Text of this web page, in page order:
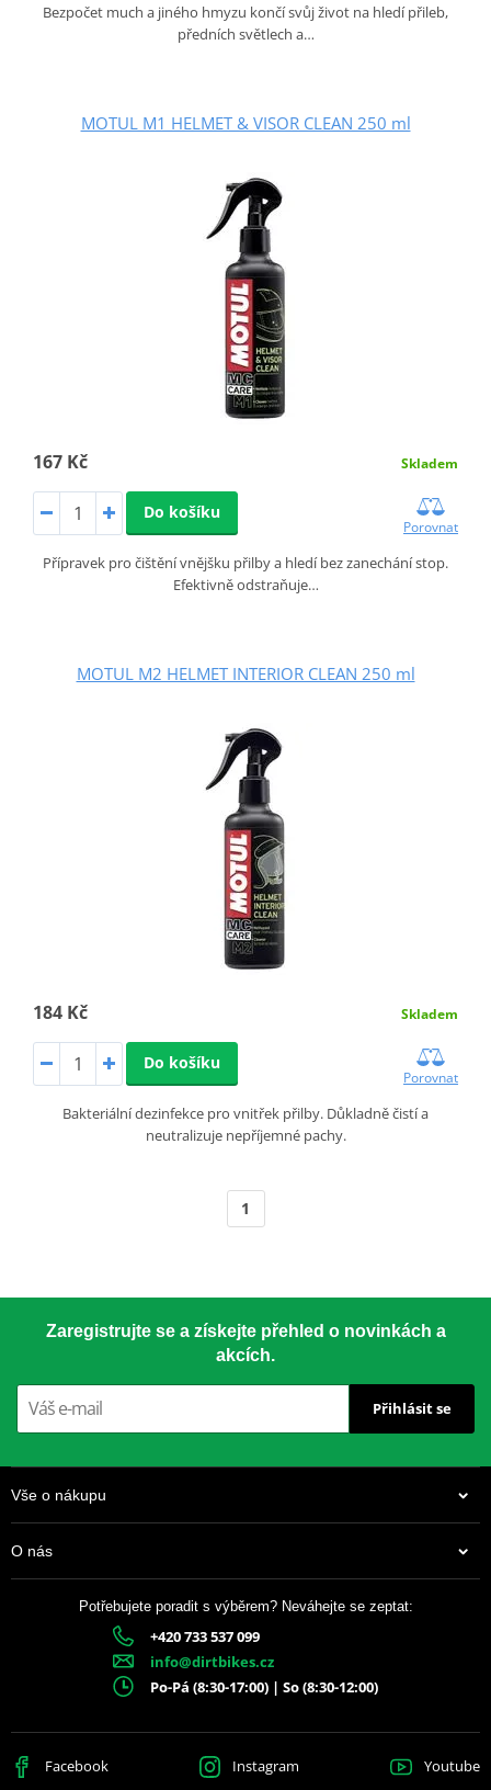
Bezpočet much a jiného hmyzu končí svůj život na hledí přileb,
předních světlech a…
MOTUL M1 HELMET & VISOR CLEAN 250 ml
167 Kč Skladem
Do košíku
Porovnat
Přípravek pro čištění vnějšku přilby a hledí bez zanechání stop.
Efektivně odstraňuje…
MOTUL M2 HELMET INTERIOR CLEAN 250 ml
184 Kč Skladem
Do košíku
Porovnat
Bakteriální dezinfekce pro vnitřek přilby. Důkladně čistí a
neutralizuje nepříjemné pachy.
1
Zaregistrujte se a získejte přehled o novinkách a
akcích.
Přihlásit se
Vše o nákupu
O nás
Potřebujete poradit s výběrem? Neváhejte se zeptat:
+420 733 537 099
info@dirtbikes.cz
Po-Pá (8:30-17:00) | So (8:30-12:00)
Facebook Instagram Youtube